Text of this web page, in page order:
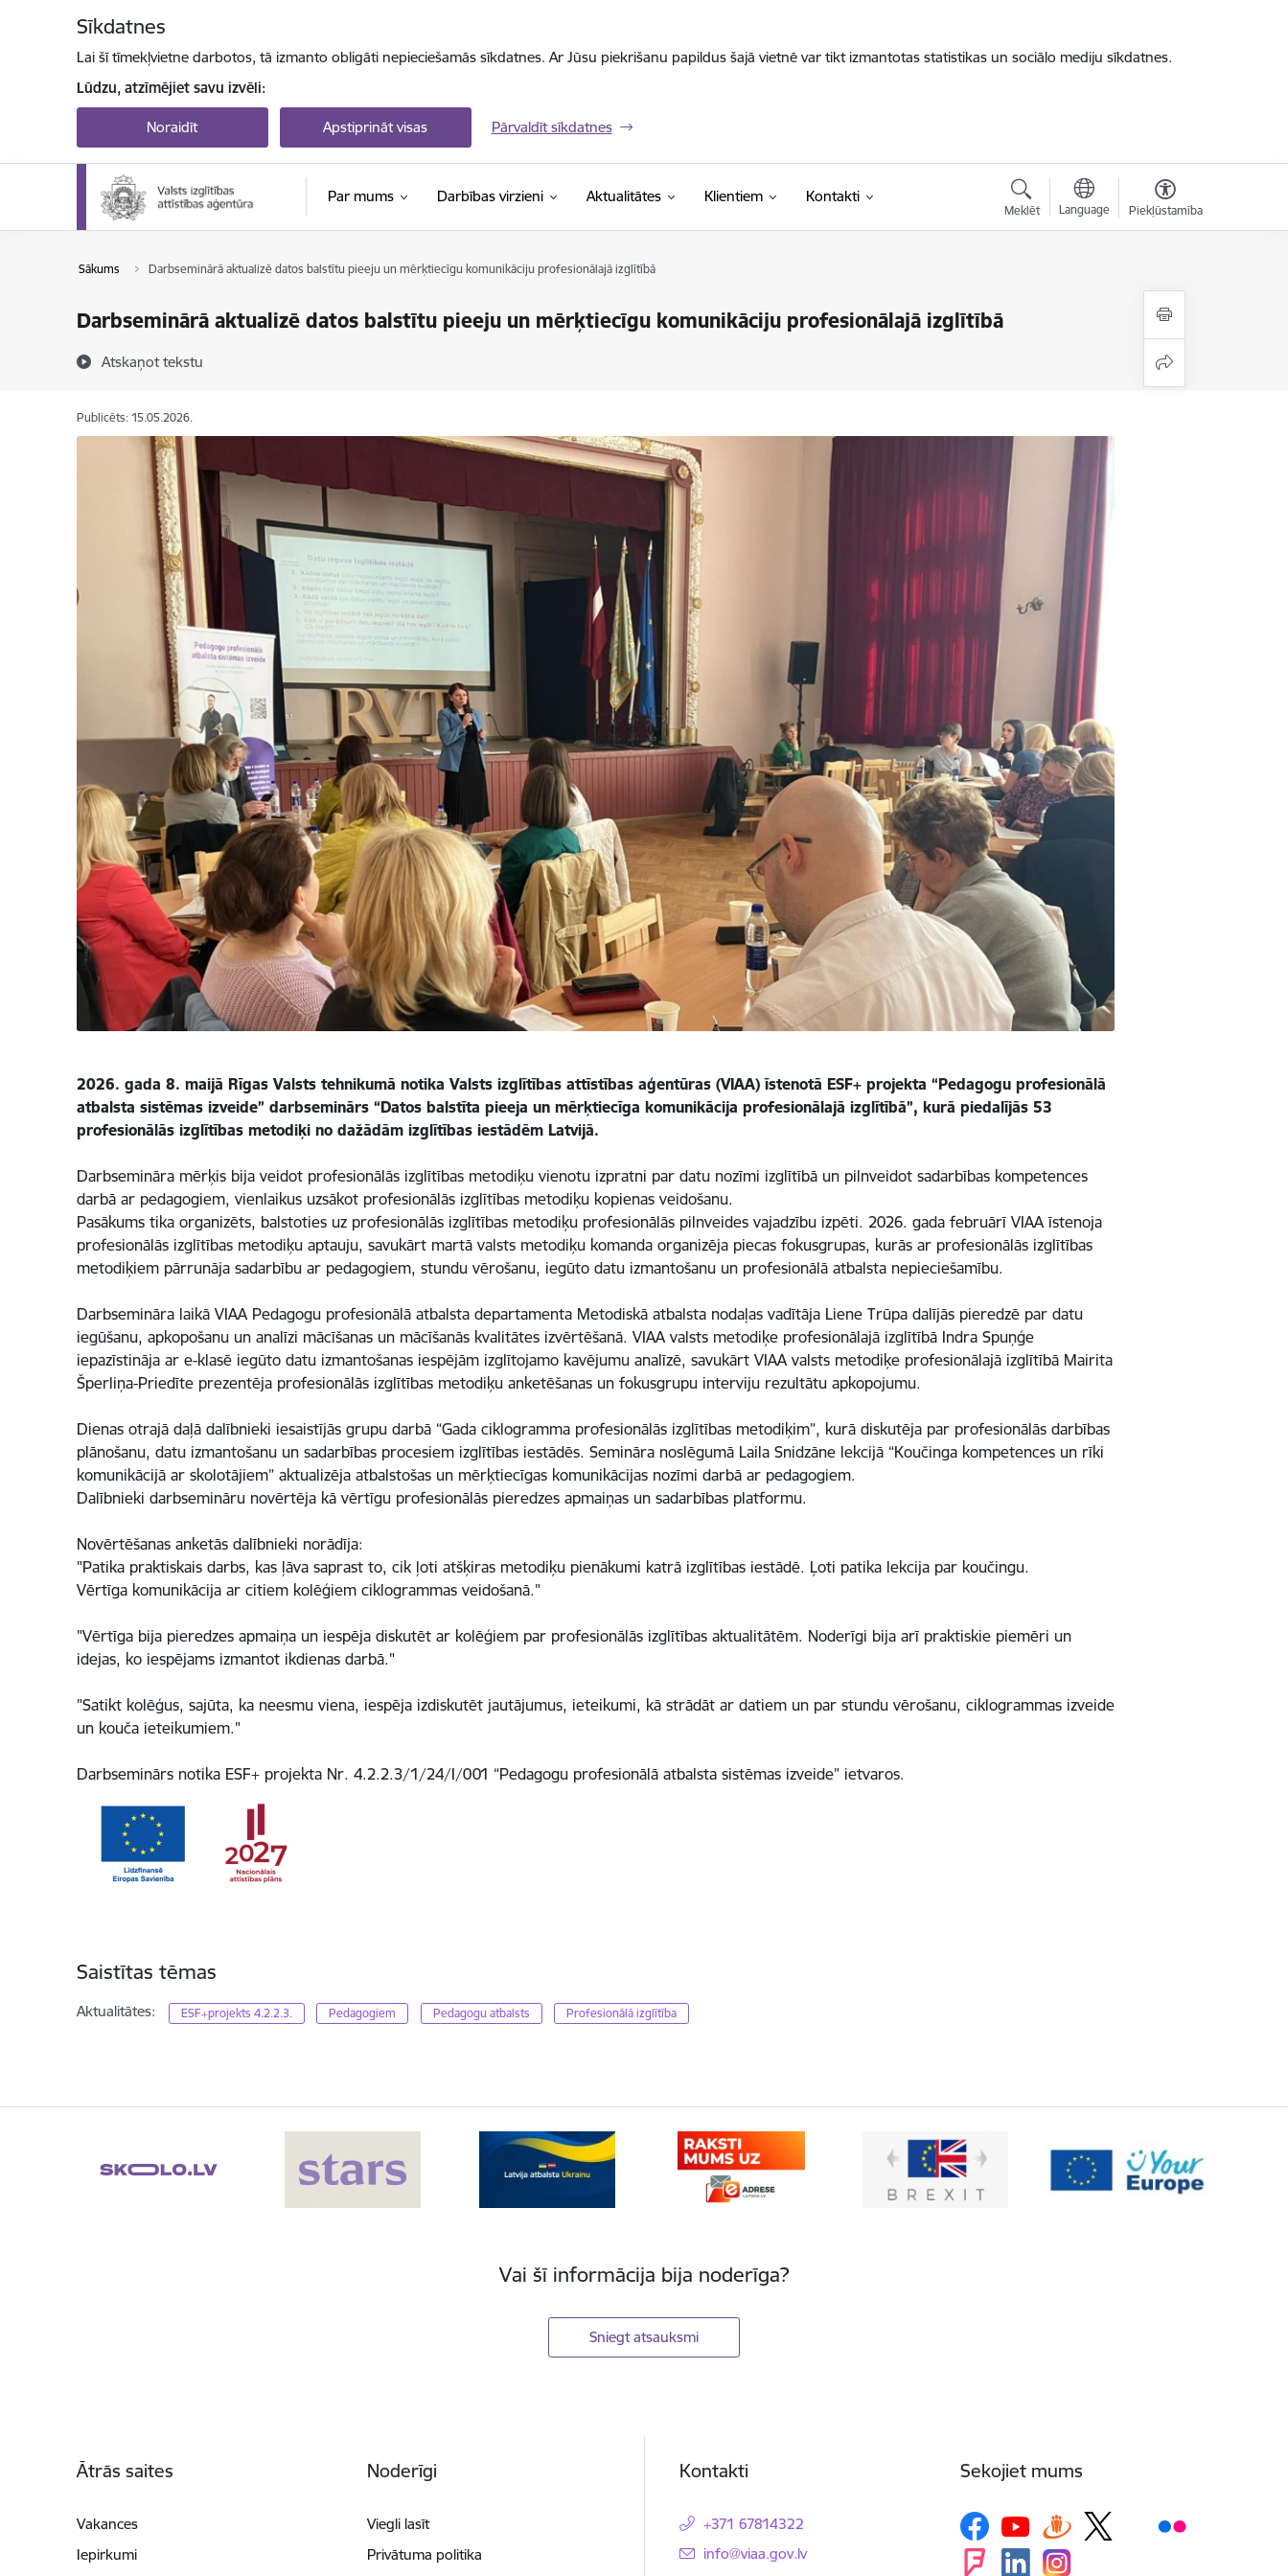
Sīkdatnes
Lai šī tīmekļvietne darbotos, tā izmanto obligāti nepieciešamās sīkdatnes. Ar Jūsu piekrišanu papildus šajā vietnē var tikt izmantotas statistikas un sociālo mediju sīkdatnes.
Lūdzu, atzīmējiet savu izvēli:
Noraidīt Apstiprināt visas Pārvaldīt sīkdatnes
Par mums Darbības virzieni Aktualitātes Klientiem Kontakti
Meklēt Language Piekļūstamība
Sākums Darbseminārā aktualizē datos balstītu pieeju un mērķtiecīgu komunikāciju profesionālajā izglītībā
Darbseminārā aktualizē datos balstītu pieeju un mērķtiecīgu komunikāciju profesionālajā izglītībā
Atskaņot tekstu
Publicēts: 15.05.2026.
2026. gada 8. maijā Rīgas Valsts tehnikumā notika Valsts izglītības attīstības aģentūras (VIAA) īstenotā ESF+ projekta “Pedagogu profesionālā
atbalsta sistēmas izveide” darbseminārs “Datos balstīta pieeja un mērķtiecīga komunikācija profesionālajā izglītībā”, kurā piedalījās 53
profesionālās izglītības metodiķi no dažādām izglītības iestādēm Latvijā.
Darbsemināra mērķis bija veidot profesionālās izglītības metodiķu vienotu izpratni par datu nozīmi izglītībā un pilnveidot sadarbības kompetences
darbā ar pedagogiem, vienlaikus uzsākot profesionālās izglītības metodiķu kopienas veidošanu.
Pasākums tika organizēts, balstoties uz profesionālās izglītības metodiķu profesionālās pilnveides vajadzību izpēti. 2026. gada februārī VIAA īstenoja
profesionālās izglītības metodiķu aptauju, savukārt martā valsts metodiķu komanda organizēja piecas fokusgrupas, kurās ar profesionālās izglītības
metodiķiem pārrunāja sadarbību ar pedagogiem, stundu vērošanu, iegūto datu izmantošanu un profesionālā atbalsta nepieciešamību.
Darbsemināra laikā VIAA Pedagogu profesionālā atbalsta departamenta Metodiskā atbalsta nodaļas vadītāja Liene Trūpa dalījās pieredzē par datu
iegūšanu, apkopošanu un analīzi mācīšanas un mācīšanās kvalitātes izvērtēšanā. VIAA valsts metodiķe profesionālajā izglītībā Indra Spuņģe
iepazīstināja ar e-klasē iegūto datu izmantošanas iespējām izglītojamo kavējumu analīzē, savukārt VIAA valsts metodiķe profesionālajā izglītībā Mairita
Šperliņa-Priedīte prezentēja profesionālās izglītības metodiķu anketēšanas un fokusgrupu interviju rezultātu apkopojumu.
Dienas otrajā daļā dalībnieki iesaistījās grupu darbā “Gada ciklogramma profesionālās izglītības metodiķim”, kurā diskutēja par profesionālās darbības
plānošanu, datu izmantošanu un sadarbības procesiem izglītības iestādēs. Semināra noslēgumā Laila Snidzāne lekcijā “Koučinga kompetences un rīki
komunikācijā ar skolotājiem” aktualizēja atbalstošas un mērķtiecīgas komunikācijas nozīmi darbā ar pedagogiem.
Dalībnieki darbsemināru novērtēja kā vērtīgu profesionālās pieredzes apmaiņas un sadarbības platformu.
Novērtēšanas anketās dalībnieki norādīja:
"Patika praktiskais darbs, kas ļāva saprast to, cik ļoti atšķiras metodiķu pienākumi katrā izglītības iestādē. Ļoti patika lekcija par koučingu.
Vērtīga komunikācija ar citiem kolēģiem ciklogrammas veidošanā."
"Vērtīga bija pieredzes apmaiņa un iespēja diskutēt ar kolēģiem par profesionālās izglītības aktualitātēm. Noderīgi bija arī praktiskie piemēri un
idejas, ko iespējams izmantot ikdienas darbā."
"Satikt kolēģus, sajūta, ka neesmu viena, iespēja izdiskutēt jautājumus, ieteikumi, kā strādāt ar datiem un par stundu vērošanu, ciklogrammas izveide
un kouča ieteikumiem."
Darbseminārs notika ESF+ projekta Nr. 4.2.2.3/1/24/I/001 “Pedagogu profesionālā atbalsta sistēmas izveide” ietvaros.
Saistītas tēmas
Aktualitātes: ESF+projekts 4.2.2.3. Pedagogiem Pedagogu atbalsts Profesionālā izglītība
Vai šī informācija bija noderīga?
Sniegt atsauksmi
Ātrās saites
Vakances
Iepirkumi
Noderīgi
Viegli lasīt
Privātuma politika
Kontakti
+371 67814322
E-pasts:
info@viaa.gov.lv
Sekojiet mums